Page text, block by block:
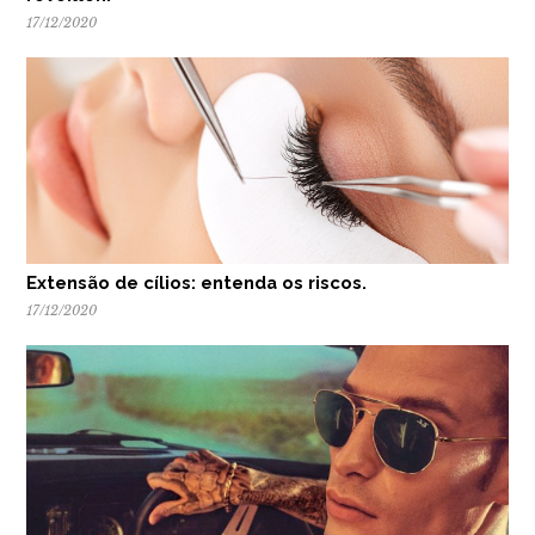
17/12/2020
Extensão de cílios: entenda os riscos.
17/12/2020